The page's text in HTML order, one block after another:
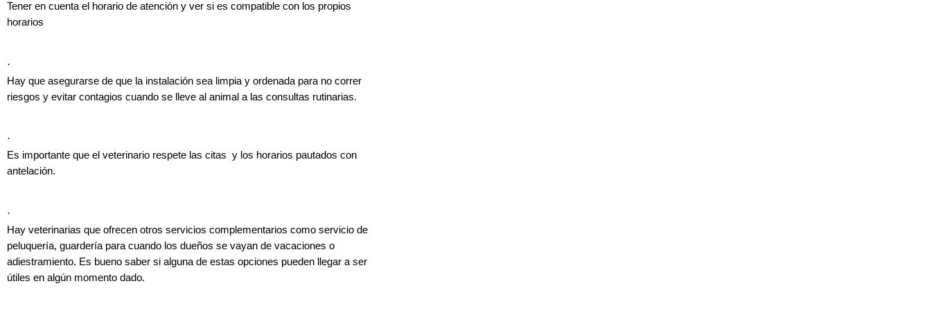
Tener en cuenta el horario de atención y ver si es compatible con los propios
horarios
·
Hay que asegurarse de que la instalación sea limpia y ordenada para no correr
riesgos y evitar contagios cuando se lleve al animal a las consultas rutinarias.
·
Es importante que el veterinario respete las citas y los horarios pautados con
antelación.
·
Hay veterinarias que ofrecen otros servicios complementarios como servicio de
peluquería, guardería para cuando los dueños se vayan de vacaciones o
adiestramiento. Es bueno saber si alguna de estas opciones pueden llegar a ser
útiles en algún momento dado.